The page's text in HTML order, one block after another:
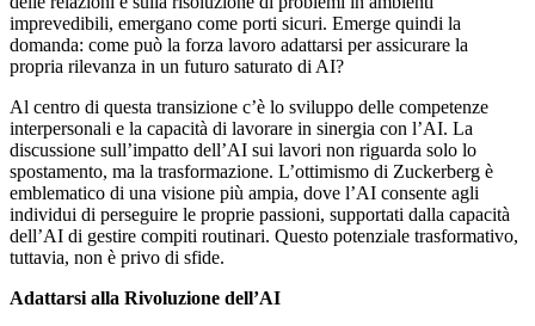
imprevedibili, emergano come porti sicuri. Emerge quindi la
domanda: come può la forza lavoro adattarsi per assicurare la
propria rilevanza in un futuro saturato di AI?
Al centro di questa transizione c’è lo sviluppo delle competenze
interpersonali e la capacità di lavorare in sinergia con l’AI. La
discussione sull’impatto dell’AI sui lavori non riguarda solo lo
spostamento, ma la trasformazione. L’ottimismo di Zuckerberg è
emblematico di una visione più ampia, dove l’AI consente agli
individui di perseguire le proprie passioni, supportati dalla capacità
dell’AI di gestire compiti routinari. Questo potenziale trasformativo,
tuttavia, non è privo di sfide.
Adattarsi alla Rivoluzione dell’AI